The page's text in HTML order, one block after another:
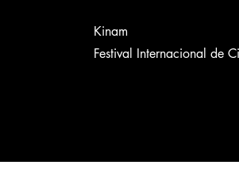
Kinam
Festival Internacional de